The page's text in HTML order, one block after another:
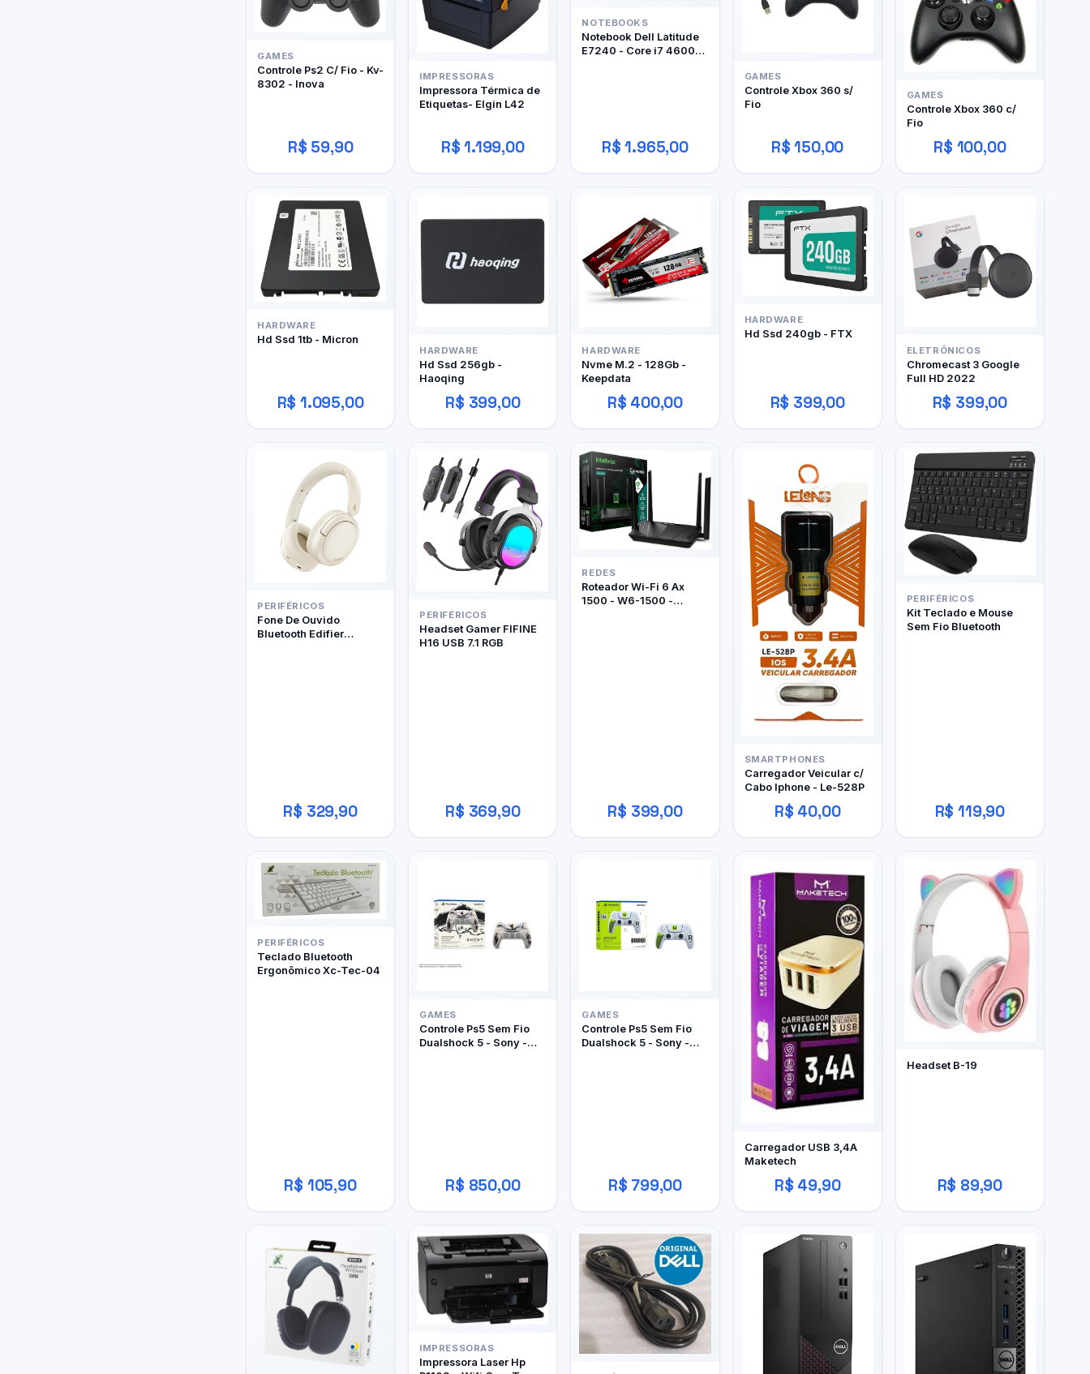
GAMES
Controle Ps2 C/ Fio - Kv-
8302 - Inova
R$ 59,90
IMPRESSORAS
Impressora Térmica de
Etiquetas- Elgin L42
R$ 1.199,00
NOTEBOOKS
Notebook Dell Latitude
E7240 - Core i7 4600U
R$ 1.965,00
GAMES
Controle Xbox 360 s/
Fio
R$ 150,00
GAMES
Controle Xbox 360 c/
Fio
R$ 100,00
HARDWARE
Hd Ssd 1tb - Micron
R$ 1.095,00
HARDWARE
Hd Ssd 256gb -
Haoqing
R$ 399,00
HARDWARE
Nvme M.2 - 128Gb -
Keepdata
R$ 400,00
HARDWARE
Hd Ssd 240gb - FTX
R$ 399,00
ELETRÔNICOS
Chromecast 3 Google
Full HD 2022
R$ 399,00
PERIFÉRICOS
Fone De Ouvido
Bluetooth Edifier
R$ 329,90
PERIFÉRICOS
Headset Gamer FIFINE
H16 USB 7.1 RGB
R$ 369,90
REDES
Roteador Wi-Fi 6 Ax
1500 - W6-1500 -
R$ 399,00
SMARTPHONES
Carregador Veicular c/
Cabo Iphone - Le-528P
R$ 40,00
PERIFÉRICOS
Kit Teclado e Mouse
Sem Fio Bluetooth
R$ 119,90
PERIFÉRICOS
Teclado Bluetooth
Ergonômico Xc-Tec-04
R$ 105,90
GAMES
Controle Ps5 Sem Fio
Dualshock 5 - Sony -
R$ 850,00
GAMES
Controle Ps5 Sem Fio
Dualshock 5 - Sony -
R$ 799,00
Carregador USB 3,4A
Maketech
R$ 49,90
Headset B-19
R$ 89,90
IMPRESSORAS
Impressora Laser Hp